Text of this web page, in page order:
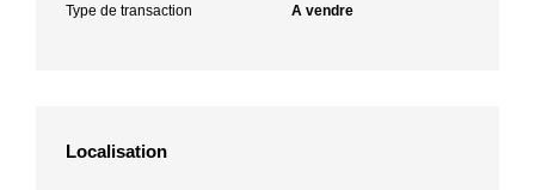
Type de transaction A vendre
Localisation